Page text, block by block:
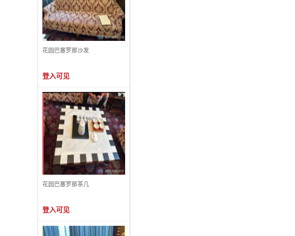
花园巴塞罗那沙发
登入可见
花园巴塞罗那茶几
登入可见